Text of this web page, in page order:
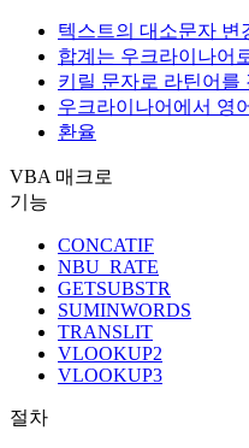
텍스트의 대소문자 변
합계는 우크라이나어
키릴 문자로 라틴어를
우크라이나어에서 영
환율
VBA 매크로
기능
CONCATIF
NBU_RATE
GETSUBSTR
SUMINWORDS
TRANSLIT
VLOOKUP2
VLOOKUP3
절차